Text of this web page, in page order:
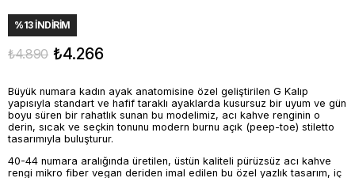
%13İNDIRIM
₺4.890 ₺4.266
Büyük numara kadın ayak anatomisine özel geliştirilen G Kalıp
yapısıyla standart ve hafif taraklı ayaklarda kusursuz bir uyum ve gün
boyu süren bir rahatlık sunan bu modelimiz, acı kahve renginin o
derin, sıcak ve seçkin tonunu modern burnu açık (peep-toe) stiletto
tasarımıyla buluşturur.
40-44 numara aralığında üretilen, üstün kaliteli pürüzsüz acı kahve
rengi mikro fiber vegan deriden imal edilen bu özel yazlık tasarım, iç